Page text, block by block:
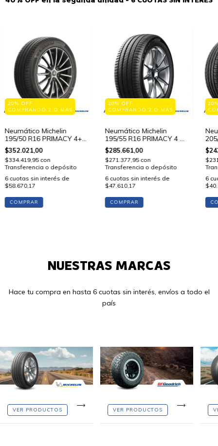
20% OFF
COMPRANDO 2 O MÁS
Neumático Michelin
195/50 R16 PRIMACY 4+
88 V STD
$352.021,00
$334.419,95 con
Transferencia o depósito
6 cuotas sin interés de
$58.670,17
COMPRAR
20% OFF
COMPRANDO 2 O MÁS
Neumático Michelin
195/55 R16 PRIMACY 4 87
V STD
$285.661,00
$271.377,95 con
Transferencia o depósito
6 cuotas sin interés de
$47.610,17
COMPRAR
V
6
NUESTRAS MARCAS
Hace tu compra en hasta 6 cuotas sin interés, envíos a todo el
país
VER PRODUCTOS VER PRODUCTOS